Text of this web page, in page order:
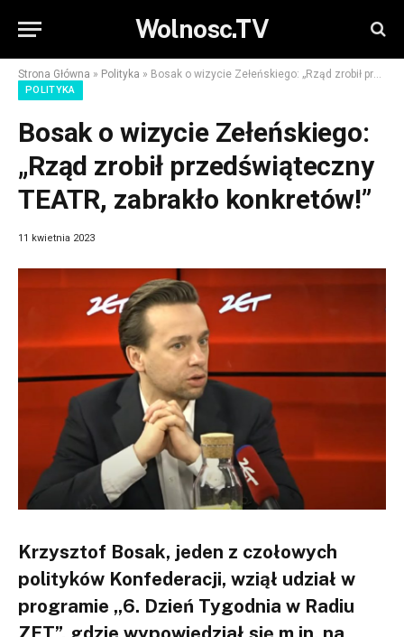
Wolnosc.TV
Strona Główna » Polityka » Bosak o wizycie Zełeńskiego: „Rząd zrobił przedświąteczny TEATR, zabrakło konkretów!”
POLITYKA
Bosak o wizycie Zełeńskiego:
„Rząd zrobił przedświąteczny
TEATR, zabrakło konkretów!”
11 kwietnia 2023
Krzysztof Bosak, jeden z czołowych
polityków Konfederacji, wziął udział w
programie „6. Dzień Tygodnia w Radiu